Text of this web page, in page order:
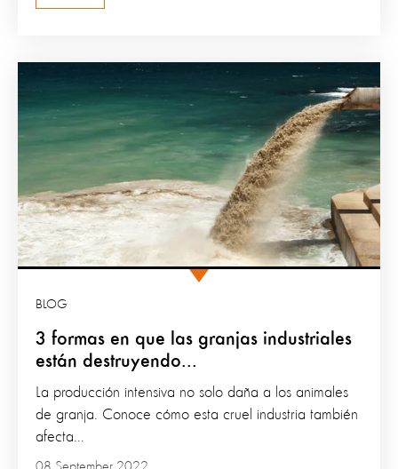
3 formas en que las granjas industriales
están destruyendo...
BLOG
La producción intensiva no solo daña a los animales
de granja. Conoce cómo esta cruel industria también
afecta...